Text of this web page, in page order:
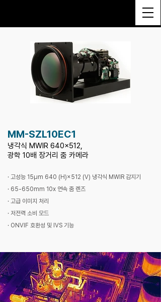
MM-SZL10EC1
냉각식 MWIR 640x512,
광학 10배 장거리 줌 카메라
· 고성능 15μm 640 (H)×512 (V) 냉각식 MWIR 감지기
· 65-650mm 10x 연속 줌 렌즈
· 고급 이미지 처리
· 저전력 소비 모드
· ONVIF 호환성 및 IVS 기능